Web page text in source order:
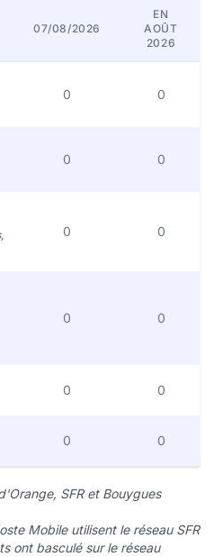
07/08/2026
EN
AOÛT
2026
0 0
0 0
0 0
0 0
0 0
0 0
SFR et Bouygues
Mobile utilisent le réseau SFR
ont basculé sur le réseau